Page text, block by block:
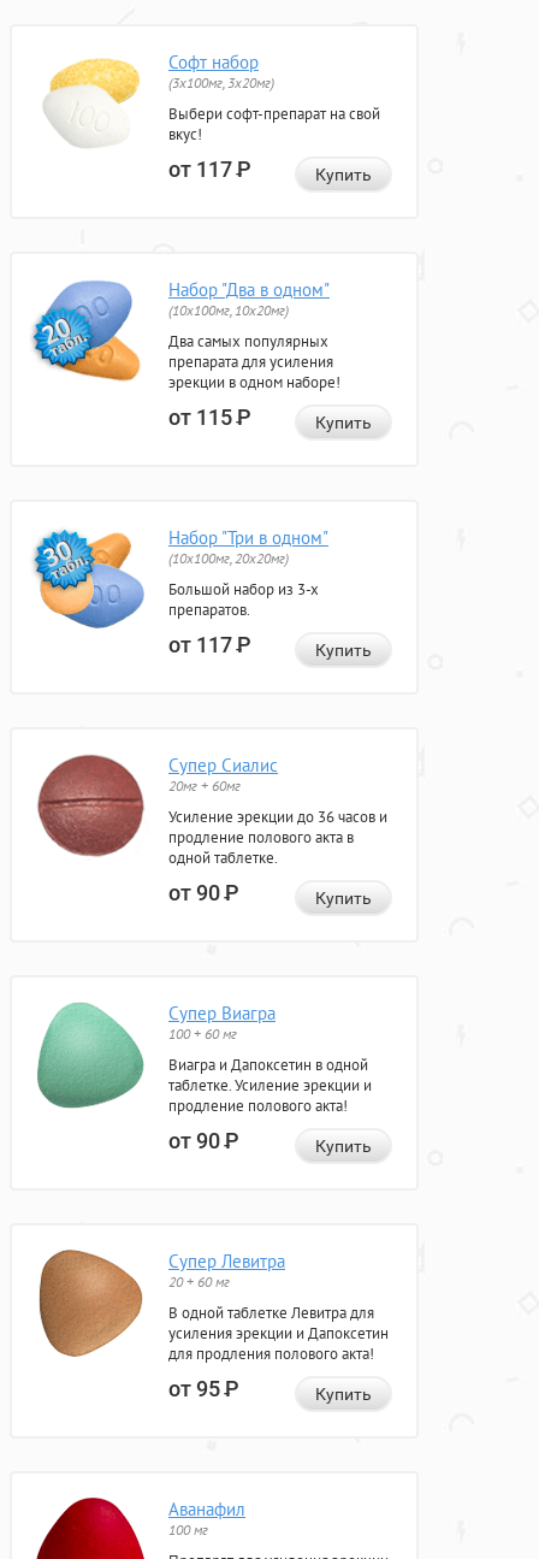
Софт набор
(3x100мг, 3x20мг)
Выбери софт-препарат на свой
вкус!
от 117Р Купить
Набор "Два в одном"
(10x100мг, 10x20мг)
Два самых популярных
препарата для усиления
эрекции в одном наборе!
от 115Р Купить
Набор "Три в одном"
(10x100мг, 20x20мг)
Большой набор из 3-х
препаратов.
от 117Р Купить
Супер Сиалис
20мг + 60мг
Усиление эрекции до 36 часов и
продление полового акта в
одной таблетке.
от 90Р Купить
Супер Виагра
100 + 60 мг
Виагра и Дапоксетин в одной
таблетке. Усиление эрекции и
продление полового акта!
от 90Р Купить
Супер Левитра
20 + 60 мг
В одной таблетке Левитра для
усиления эрекции и Дапоксетин
для продления полового акта!
от 95Р Купить
Аванафил
100 мг